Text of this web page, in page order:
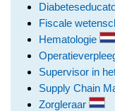
Fiscale
Hematologie
Supervisor in
Supply Chain
Zorgleraar